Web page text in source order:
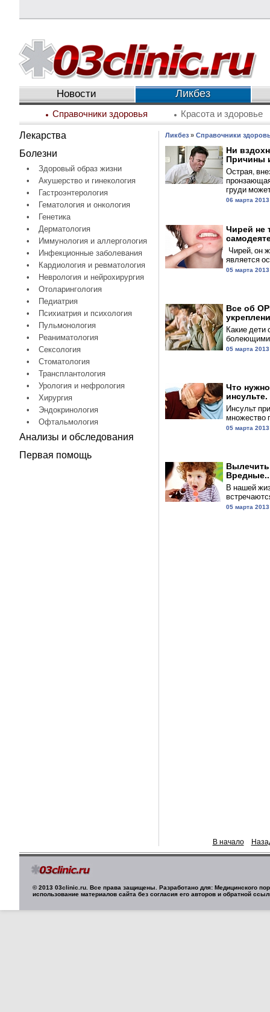
Новости Ликбез
Справочники здоровья Красота и здоровье
Лекарства
Болезни
•
Здоровый образ жизни
•
Акушерство и гинекология
•
Гастроэнтерология
•
Гематология и онкология
•
Генетика
•
Дерматология
•
Иммунология и аллергология
•
Инфекционные заболевания
•
Кардиология и ревматология
•
Неврология и нейрохирургия
•
Отоларингология
•
Педиатрия
•
Психиатрия и психология
•
Пульмонология
•
Реаниматология
•
Сексология
•
Стоматология
•
Трансплантология
•
Урология и нефрология
•
Хирургия
•
Эндокринология
•
Офтальмология
Анализы и обследования
Первая помощь
Ликбез» Справочники
Ни
Причины
Острая,
груди
06 марта 2013
Чирей не
Чирей, он
является
05 марта 2013
Все об
Какие дети
05 марта 2013
Что
Инсульт
множество
05 марта 2013
Вылечить
В нашей
05 марта 2013
В начало
© 2013 03clinic.ru. Все права защищены. Разработано для: Медицинского
использование материалов сайта без согласия его авторов и обратной